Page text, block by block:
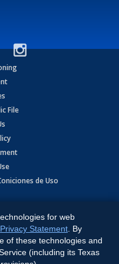
File
de Uso
Shore Software
for web
Privacy Statement . By
of these technologies and
(including its Texas